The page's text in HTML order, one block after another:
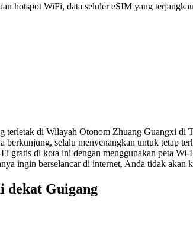
hotspot WiFi, data seluler eSIM yang
terletak di Wilayah Otonom Zhuang Guangxi di
berkunjung, selalu menyenangkan untuk tetap
gratis di kota ini dengan menggunakan peta
ingin berselancar di internet, Anda tidak
dekat Guigang